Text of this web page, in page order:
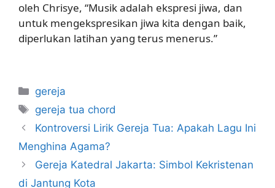
oleh Chrisye, “Musik adalah ekspresi jiwa, dan
untuk mengekspresikan jiwa kita dengan baik,
diperlukan latihan yang terus menerus.”
Categories
gereja
Tags
gereja tua chord
Kontroversi Lirik Gereja Tua: Apakah Lagu Ini
Menghina Agama?
Gereja Katedral Jakarta: Simbol Kekristenan
di Jantung Kota